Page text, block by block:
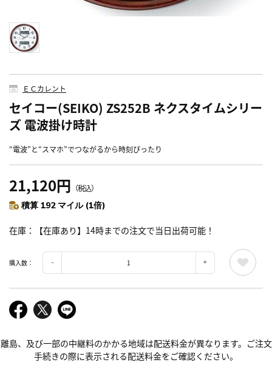
ＥＣカレント
セイコー(SEIKO) ZS252B ネクスタイムシリー
ズ 電波掛け時計
“電波”と“スマホ”でつながるから時刻ぴったり
21,120円 （税込）
積算 192 マイル (1倍)
在庫 【在庫あり】14時までの注文で当日出荷可能！
購入数：
離島、及び一部の中継料のかかる地域は配送料金が異なります。ご注文
手続きの際に表示される配送料金をご確認ください。